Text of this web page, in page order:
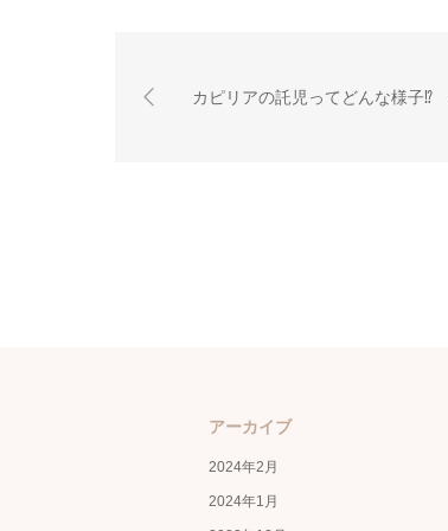
カピリアの託児ってどんな様子⁉
アーカイブ
2024年2月
2024年1月